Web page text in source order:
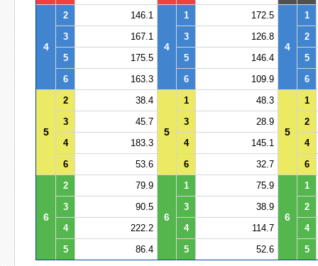
4
2 146.1
4
1 172.5
4
1
3
167.1 3 126.8
2
5
175.5 5 146.4
5
6
163.3 6 109.9 6
5
2 38.4
5
1 48.3
5
1
3
45.7 3 28.9
2
4
183.3 4 145.1
4
6
53.6 6 32.7 6
6
2 79.9
6
1 75.9
6
1
3
90.5 3 38.9
2
4
222.2 4 114.7
4
5
86.4 5 52.6 5